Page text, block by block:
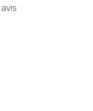
avis